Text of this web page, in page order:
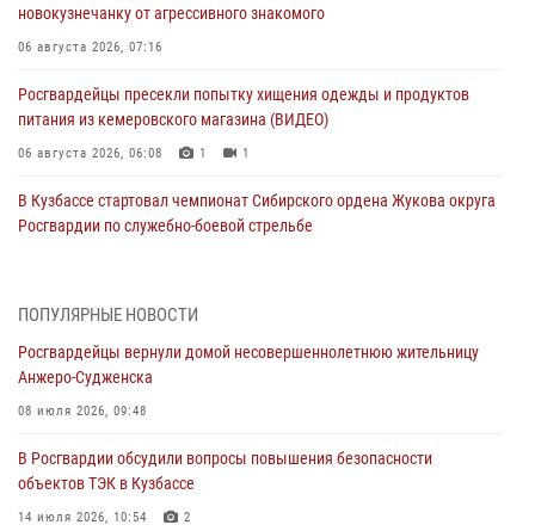
новокузнечанку от агрессивного знакомого
06 августа 2026, 07:16
Росгвардейцы пресекли попытку хищения одежды и продуктов
питания из кемеровского магазина (ВИДЕО)
06 августа 2026, 06:08 1 1
В Кузбассе стартовал чемпионат Сибирского ордена Жукова округа
Росгвардии по служебно-боевой стрельбе
Росгвардейцы задержали в Кемерове дебошира, устроившего
05 августа 2026, 09:30
Росгвардейцы задержали участника драки, причинившего побои
05 августа 2026, 08:50
Росгвардейцы пресекли нарушение общественного порядка на
ПОПУЛЯРНЫЕ НОВОСТИ
Росгвардейцы вернули домой несовершеннолетнюю жительницу
Анжеро-Судженска
08 июля 2026, 09:48
В Росгвардии обсудили вопросы повышения безопасности
объектов ТЭК в Кузбассе
14 июля 2026, 10:54 2